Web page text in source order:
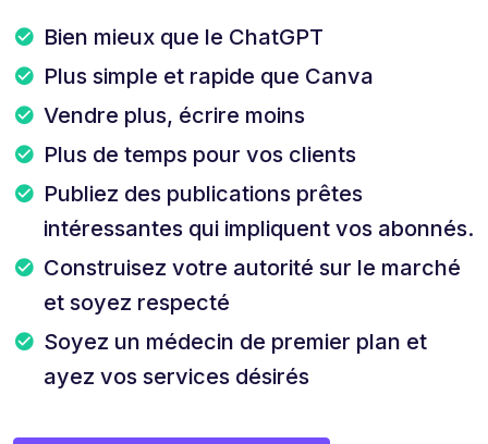
Bien mieux que le ChatGPT
Plus simple et rapide que Canva
Vendre plus, écrire moins
Plus de temps pour vos clients
Publiez des publications prêtes
intéressantes qui impliquent vos abonnés.
Construisez votre autorité sur le marché
et soyez respecté
Soyez un médecin de premier plan et
ayez vos services désirés